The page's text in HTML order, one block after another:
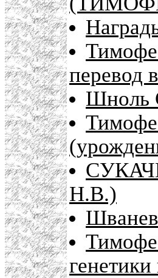
перевод
Шноль
Н.В.)